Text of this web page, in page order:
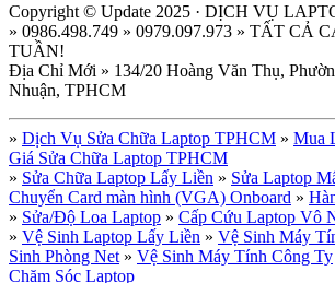
Copyright © Update 2025 · DỊCH VỤ
» 0986.498.749 » 0979.097.973 » TẤT CẢ
TUẦN!
Địa Chỉ Mới » 134/20 Hoàng Văn Thụ,
Nhuận, TPHCM
» Dịch Vụ Sửa Chữa Laptop TPHCM » Mua
Giá Sửa Chữa Laptop TPHCM
» Sửa Chữa Laptop Lấy Liền » Sửa Laptop
Chuyển Card màn hình (VGA) Onboard »
» Sửa/Độ Loa Laptop » Cấp Cứu Laptop Vô
» Vệ Sinh Laptop Lấy Liền » Vệ Sinh Máy
Sinh Phòng Net » Vệ Sinh Máy Tính Công Ty
Chăm Sóc Laptop